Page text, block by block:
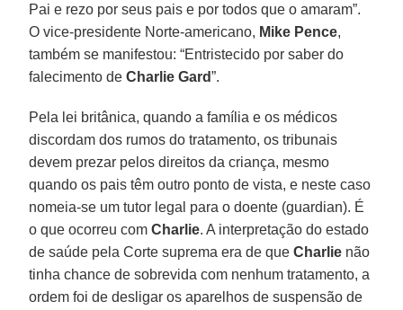
Pai e rezo por seus pais e por todos que o amaram”.
O vice-presidente Norte-americano, Mike Pence,
também se manifestou: “Entristecido por saber do
falecimento deCharlie Gard”.
Pela lei britânica, quando a família e os médicos
discordam dos rumos do tratamento, os tribunais
devem prezar pelos direitos da criança, mesmo
quando os pais têm outro ponto de vista, e neste caso
nomeia-se um tutor legal para o doente (guardian). É
o que ocorreu comCharlie. A interpretação do estado
de saúde pela Corte suprema era de queCharlie não
tinha chance de sobrevida com nenhum tratamento, a
ordem foi de desligar os aparelhos de suspensão de